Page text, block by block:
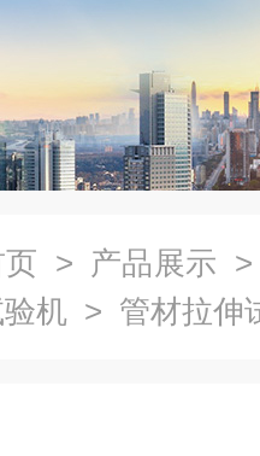
> 产品展示
机 > 管材拉伸